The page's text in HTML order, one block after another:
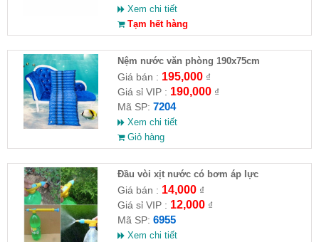
Xem chi tiết
Tạm hết hàng
Nệm nước văn phòng 190x75cm
Giá bán : 195,000₫
Giá sỉ VIP : 190,000₫
Mã SP: 7204
Xem chi tiết
Giỏ hàng
Đầu vòi xịt nước có bơm áp lực
Giá bán : 14,000₫
Giá sỉ VIP : 12,000₫
Mã SP: 6955
Xem chi tiết